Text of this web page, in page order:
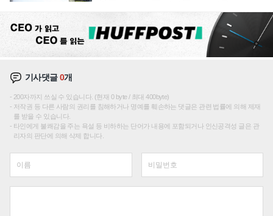
기사댓글0개
200자까지 쓰실 수 있습니다. (현재 0 byte / 최대 400byte)
저작권 등 다른 사람의 권리를 침해하거나 명예를 훼손하는 댓글은 관련 법률에 의해 제재
를 받을 수 있습니다.
타인에게 불쾌감을 주는 욕설 등 비하하는 단어가 내용에 포함되거나 인신공격성 글은 관
리자의 판단에 의해 삭제 합니다.